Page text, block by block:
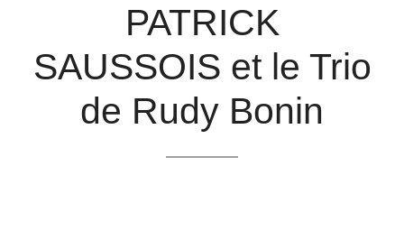
PATRICK
SAUSSOIS et le Trio
de Rudy Bonin